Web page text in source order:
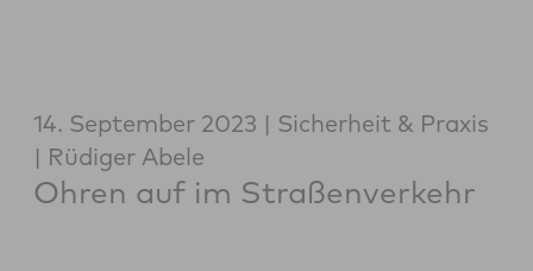
14. September 2023
Sicherheit & Praxis
Rüdiger Abele
Ohren auf im Straßenverkehr